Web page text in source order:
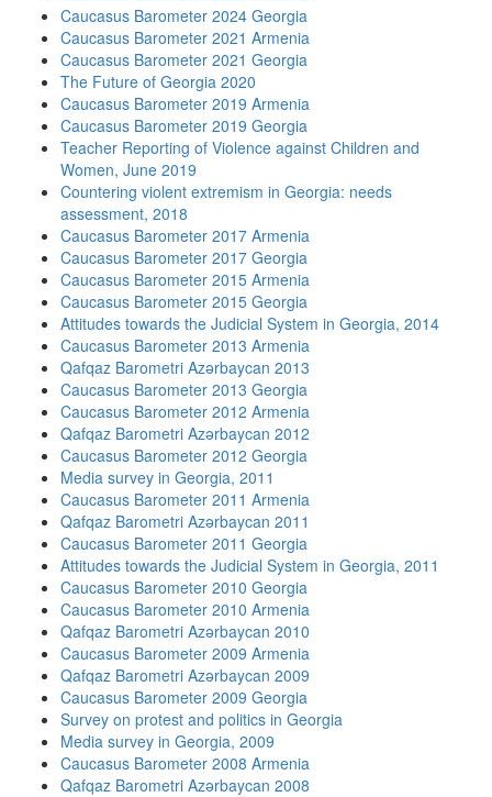
Caucasus Barometer 2024 Georgia
Caucasus Barometer 2021 Armenia
Caucasus Barometer 2021 Georgia
The Future of Georgia 2020
Caucasus Barometer 2019 Armenia
Caucasus Barometer 2019 Georgia
Teacher Reporting of Violence against Children and
Women, June 2019
Countering violent extremism in Georgia: needs
assessment, 2018
Caucasus Barometer 2017 Armenia
Caucasus Barometer 2017 Georgia
Caucasus Barometer 2015 Armenia
Caucasus Barometer 2015 Georgia
Attitudes towards the Judicial System in Georgia, 2014
Caucasus Barometer 2013 Armenia
Qafqaz Barometri Azərbaycan 2013
Caucasus Barometer 2013 Georgia
Caucasus Barometer 2012 Armenia
Qafqaz Barometri Azərbaycan 2012
Caucasus Barometer 2012 Georgia
Media survey in Georgia, 2011
Caucasus Barometer 2011 Armenia
Qafqaz Barometri Azərbaycan 2011
Caucasus Barometer 2011 Georgia
Attitudes towards the Judicial System in Georgia, 2011
Caucasus Barometer 2010 Georgia
Caucasus Barometer 2010 Armenia
Qafqaz Barometri Azərbaycan 2010
Caucasus Barometer 2009 Armenia
Qafqaz Barometri Azərbaycan 2009
Caucasus Barometer 2009 Georgia
Survey on protest and politics in Georgia
Media survey in Georgia, 2009
Caucasus Barometer 2008 Armenia
Qafqaz Barometri Azərbaycan 2008